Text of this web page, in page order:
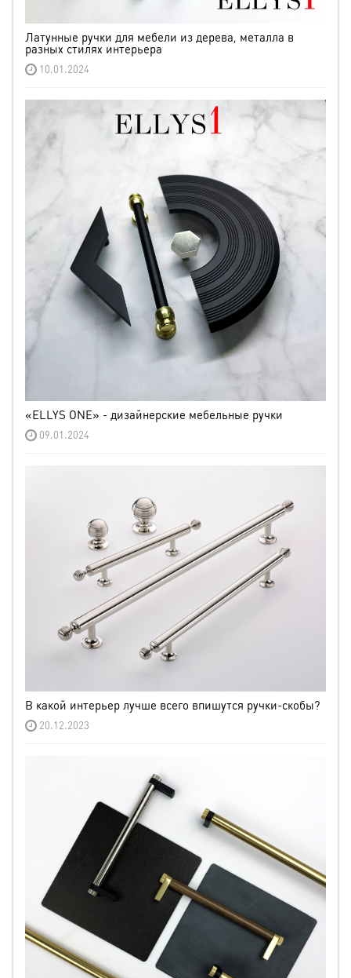
Латунные ручки для мебели из дерева, металла в
разных стилях интерьера
10.01.2024
«ELLYS ONE» - дизайнерские мебельные ручки
09.01.2024
В какой интерьер лучше всего впишутся ручки-скобы?
20.12.2023